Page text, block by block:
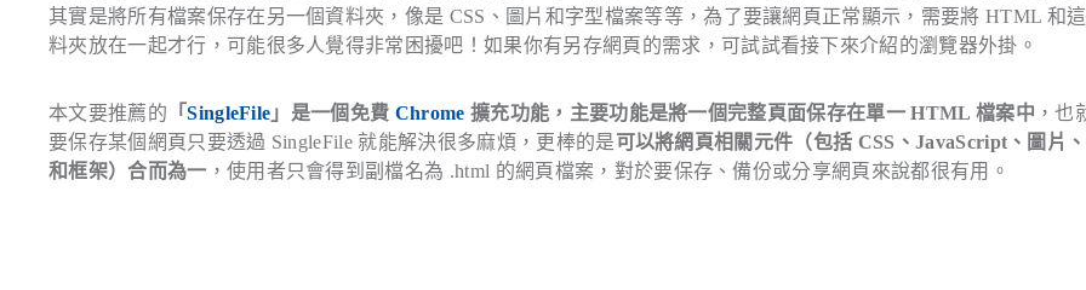
其實是將所有檔案保存在另一個資料夾，像是 CSS、圖片和字型檔案等等，為了要讓網頁正常顯示，需要將 HTML 和
料夾放在一起才行，可能很多人覺得非常困擾吧！如果你有另存網頁的需求，可試試看接下來介紹的瀏覽器外掛。
本文要推薦的 「SingleFile 」是一個免費 Chrome 擴充功能，主要功能是將一個完整頁面保存在單一 HTML 檔案中 ，也
要保存某個網頁只要透過 SingleFile 就能解決很多麻煩，更棒的是可以將網頁相關元件（包括 CSS、JavaScript、圖片
和框架）合而為一 ，使用者只會得到副檔名為 .html 的網頁檔案，對於要保存、備份或分享網頁來說都很有用。